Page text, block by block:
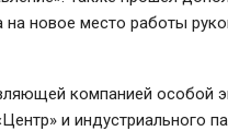
новое место работы
компанией особой
и индустриального